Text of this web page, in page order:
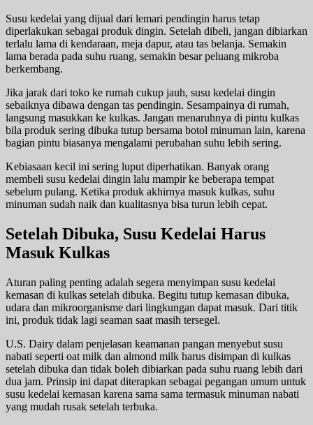
Susu kedelai yang dijual dari lemari pendingin harus tetap
diperlakukan sebagai produk dingin. Setelah dibeli, jangan dibiarkan
terlalu lama di kendaraan, meja dapur, atau tas belanja. Semakin
lama berada pada suhu ruang, semakin besar peluang mikroba
berkembang.
Jika jarak dari toko ke rumah cukup jauh, susu kedelai dingin
sebaiknya dibawa dengan tas pendingin. Sesampainya di rumah,
langsung masukkan ke kulkas. Jangan menaruhnya di pintu kulkas
bila produk sering dibuka tutup bersama botol minuman lain, karena
bagian pintu biasanya mengalami perubahan suhu lebih sering.
Kebiasaan kecil ini sering luput diperhatikan. Banyak orang
membeli susu kedelai dingin lalu mampir ke beberapa tempat
sebelum pulang. Ketika produk akhirnya masuk kulkas, suhu
minuman sudah naik dan kualitasnya bisa turun lebih cepat.
Setelah Dibuka, Susu Kedelai Harus
Masuk Kulkas
Aturan paling penting adalah segera menyimpan susu kedelai
kemasan di kulkas setelah dibuka. Begitu tutup kemasan dibuka,
udara dan mikroorganisme dari lingkungan dapat masuk. Dari titik
ini, produk tidak lagi seaman saat masih tersegel.
U.S. Dairy dalam penjelasan keamanan pangan menyebut susu
nabati seperti oat milk dan almond milk harus disimpan di kulkas
setelah dibuka dan tidak boleh dibiarkan pada suhu ruang lebih dari
dua jam. Prinsip ini dapat diterapkan sebagai pegangan umum untuk
susu kedelai kemasan karena sama sama termasuk minuman nabati
yang mudah rusak setelah terbuka.